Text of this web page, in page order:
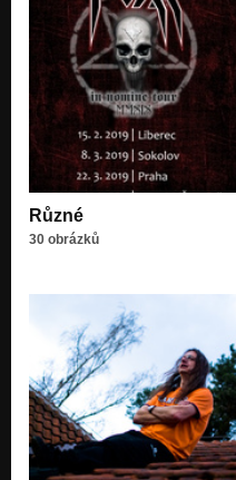
Různé
30 obrázků